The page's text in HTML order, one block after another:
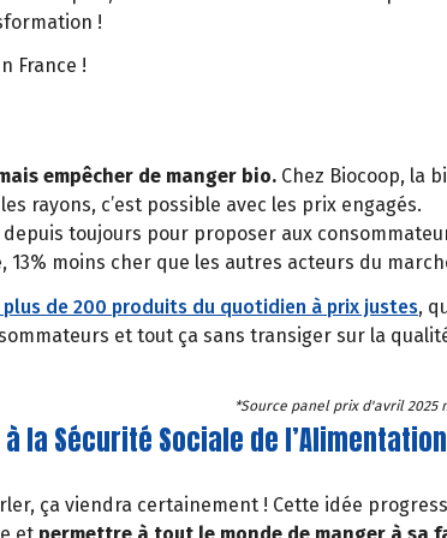
!
France !
empêcher de manger bio. Chez Biocoop, la
rayons, c’est possible avec les prix engagés.
toujours pour proposer aux
moins cher que les autres acteurs du
de 200 produits du quotidien à prix justes,
et tout ça sans transiger sur la
*Source panel prix d'avril 2025
la Sécurité Sociale de l’Alimentation
ça viendra certainement ! Cette idée